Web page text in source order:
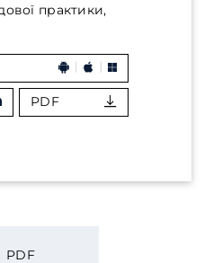
практики,
PDF
PDF